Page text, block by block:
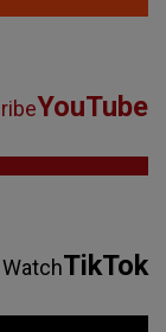
YouTube
WatchTikTok